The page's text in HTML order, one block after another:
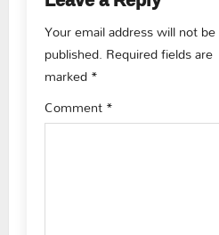
i
g
a
Your email address will not be
published. Required fields are
marked*
Comment*